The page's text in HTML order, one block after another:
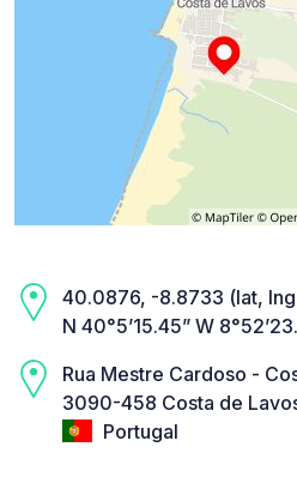
40.0876, -8.8733 (lat,
N 40°5’15.45” W
Rua Mestre Cardoso -
3090-458 Costa de
Portugal